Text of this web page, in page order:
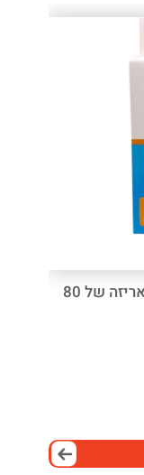
פלסטריות סטריליות לפצעים באריזה של 80